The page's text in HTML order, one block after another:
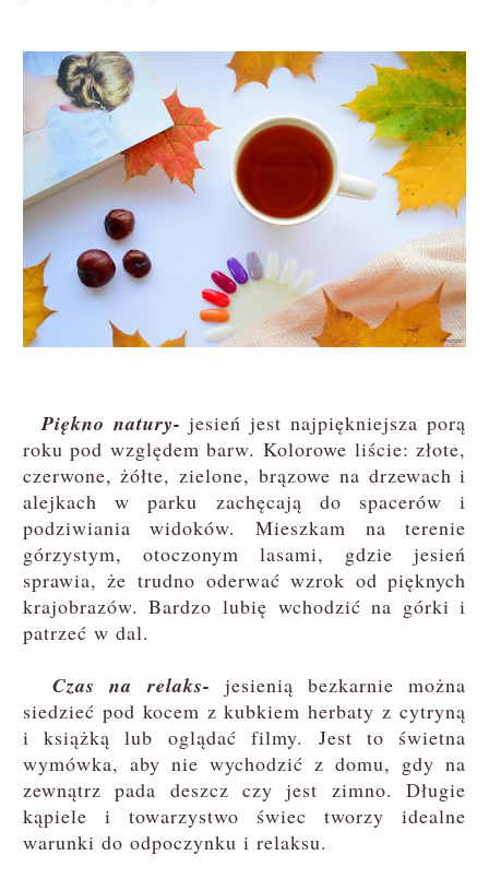
Piękno natury- jesień jest najpiękniejsza porą
roku pod względem barw. Kolorowe liście: złote,
czerwone, żółte, zielone, brązowe na drzewach i
alejkach w parku zachęcają do spacerów i
podziwiania widoków. Mieszkam na terenie
górzystym, otoczonym lasami, gdzie jesień
sprawia, że trudno oderwać wzrok od pięknych
krajobrazów. Bardzo lubię wchodzić na górki i
patrzeć w dal.
Czas na relaks- jesienią bezkarnie można
siedzieć pod kocem z kubkiem herbaty z cytryną
i książką lub oglądać filmy. Jest to świetna
wymówka, aby nie wychodzić z domu, gdy na
zewnątrz pada deszcz czy jest zimno. Długie
kąpiele i towarzystwo świec tworzy idealne
warunki do odpoczynku i relaksu.